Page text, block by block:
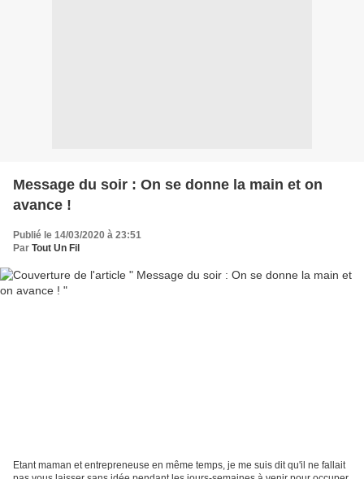
Message du soir : On se donne la main et on
avance !
Publié le 14/03/2020 à 23:51
Par Tout Un Fil
Etant maman et entrepreneuse en même temps, je me suis dit qu'il ne fallait